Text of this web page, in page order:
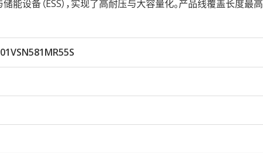
设备（ESS），实现了高耐压与大容量化。产品线覆盖长度最高